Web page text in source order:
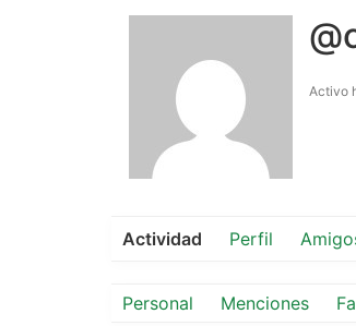
Activo
Actividad Perfil
Personal Menciones